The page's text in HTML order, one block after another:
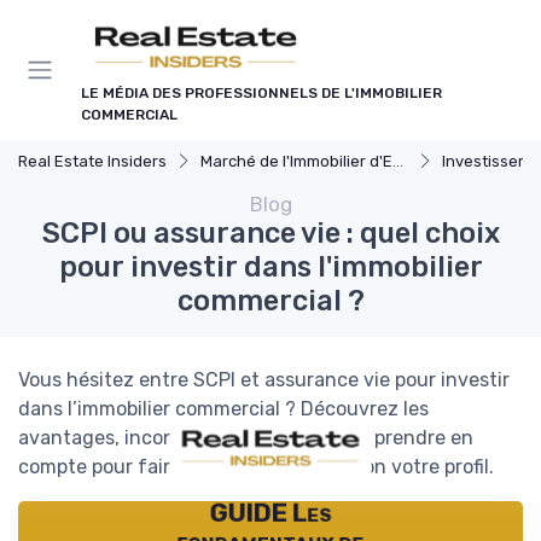
LE MÉDIA DES PROFESSIONNELS DE L'IMMOBILIER
COMMERCIAL
Real Estate Insiders Marché de l'Immobilier d'Entreprise Investissements
Blog
SCPI ou assurance vie : quel choix
pour investir dans l'immobilier
commercial ?
Vous hésitez entre SCPI et assurance vie pour investir
dans l’immobilier commercial ? Découvrez les
avantages, inconvénients et critères à prendre en
compte pour faire le meilleur choix selon votre profil.
GUIDE Les